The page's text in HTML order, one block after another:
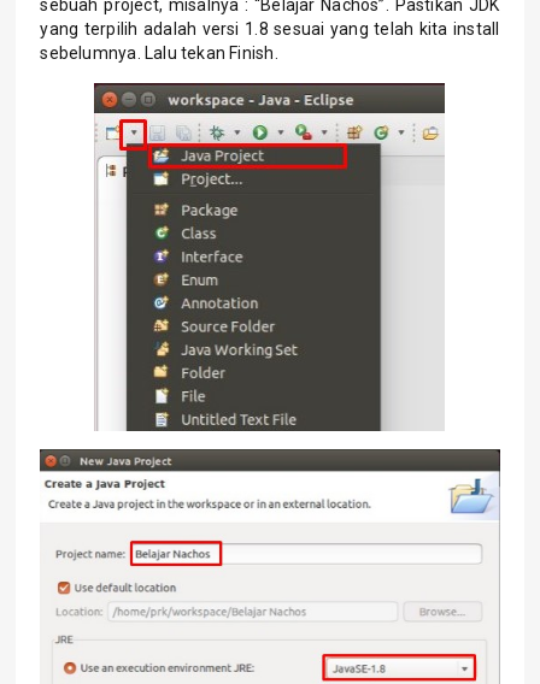
sebuah project, misalnya : “Belajar Nachos”. Pastikan JDK
yang terpilih adalah versi 1.8 sesuai yang telah kita install
sebelumnya. Lalu tekan Finish.